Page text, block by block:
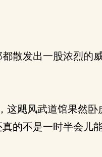
散发出一股浓烈的威
飓风武道馆果然
的不是一时半会儿